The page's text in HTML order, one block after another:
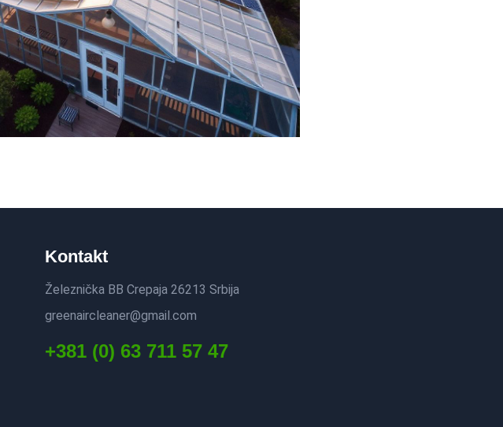
Kontakt
Železnička BB Crepaja 26213 Srbija
greenaircleaner@gmail.com
+381 (0) 63 711 57 47